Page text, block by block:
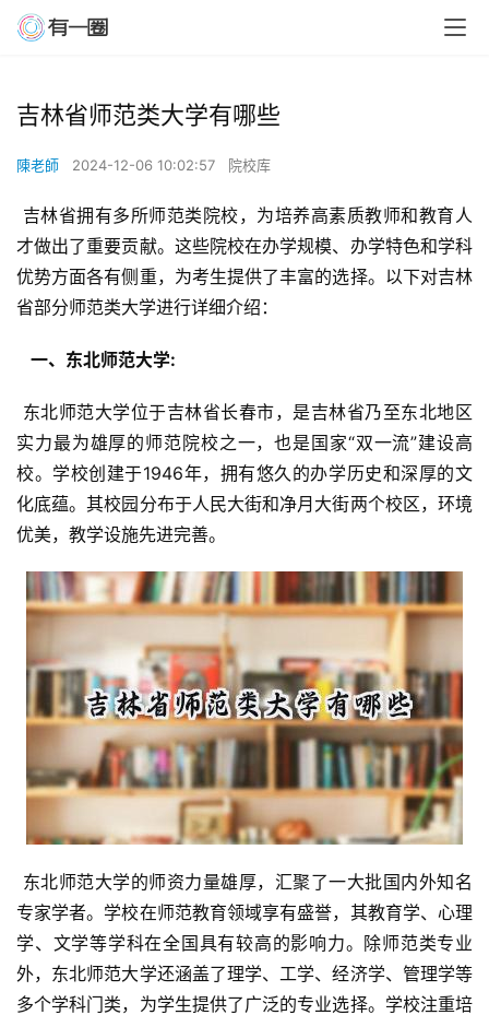
吉林省师范类大学有哪些
陳老師 2024-12-06 10:02:57 院校库
才做出了重要贡献。这些院校在办学规模、办学特色和学科
优势方面各有侧重，为考生提供了丰富的选择。以下对吉林
省部分师范类大学进行详细介绍：
  一、东北师范大学:
实力最为雄厚的师范院校之一，也是国家“双一流”建设高
校。学校创建于1946年，拥有悠久的办学历史和深厚的文
化底蕴。其校园分布于人民大街和净月大街两个校区，环境
优美，教学设施先进完善。
专家学者。学校在师范教育领域享有盛誉，其教育学、心理
学、文学等学科在全国具有较高的影响力。除师范类专业
外，东北师范大学还涵盖了理学、工学、经济学、管理学等
多个学科门类，为学生提供了广泛的专业选择。学校注重培